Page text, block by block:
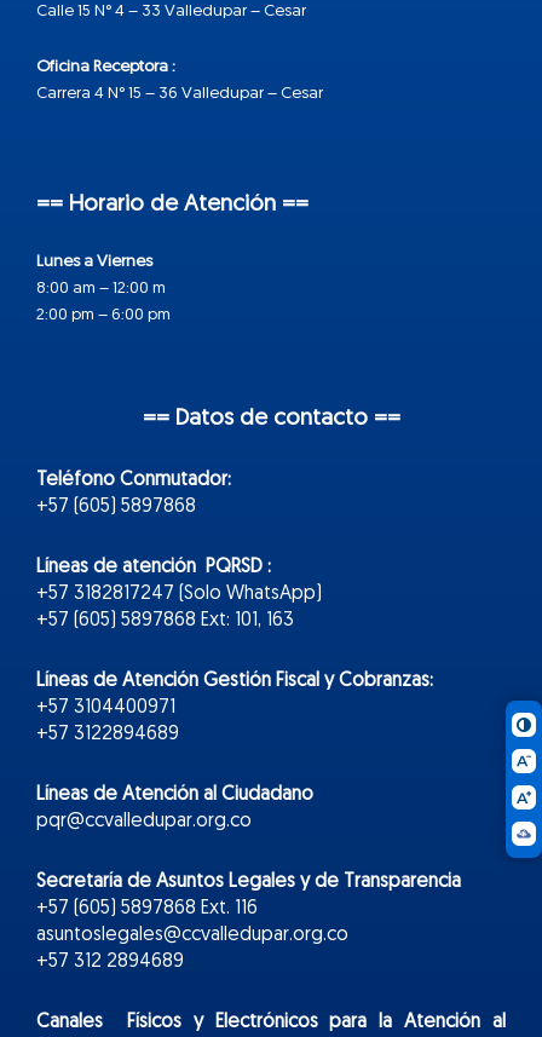
Calle 15 N° 4 – 33 Valledupar – Cesar
Oficina Receptora :
Carrera 4 N° 15 – 36 Valledupar – Cesar
== Horario de Atención ==
Lunes a Viernes
8:00 am – 12:00 m
2:00 pm – 6:00 pm
== Datos de contacto ==
Teléfono Conmutador:
+57 (605) 5897868
Líneas de atención PQRSD :
+57 3182817247 (Solo WhatsApp)
+57 (605) 5897868 Ext: 101, 163
Líneas de Atención Gestión Fiscal y Cobranzas:
+57 3104400971
+57 3122894689
Líneas de Atención al Ciudadano
pqr@ccvalledupar.org.co
Secretaría de Asuntos Legales y de Transparencia
+57 (605) 5897868 Ext. 116
asuntoslegales@ccvalledupar.org.co
+57 312 2894689
Canales Físicos yElectrónicospara la Atención al